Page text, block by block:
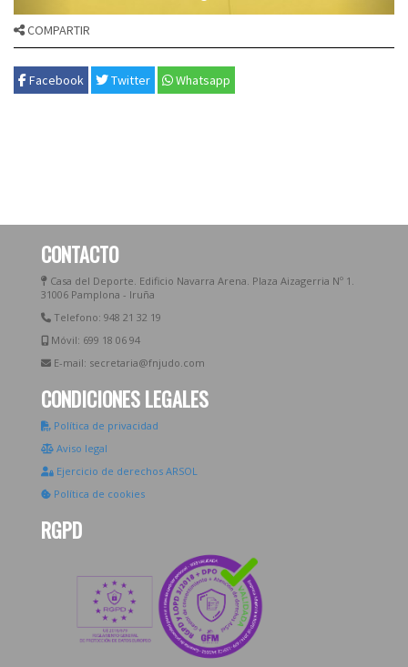
COMPARTIR
Facebook Twitter Whatsapp
CONTACTO
Casa del Deporte. Edificio Navarra Arena. Plaza Aizagerria Nº 1.
31006 Pamplona - Iruña
Telefono: 948 21 32 19
Móvil: 699 18 06 94
E-mail: secretaria@fnjudo.com
CONDICIONES LEGALES
Política de privacidad
Aviso legal
Ejercicio de derechos ARSOL
Política de cookies
RGPD